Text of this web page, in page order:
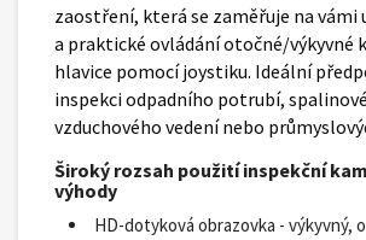
zaostření, která se zaměřuje na vámi
a praktické ovládání otočné/výkyvné
hlavice pomocí joystiku. Ideální
inspekci odpadního potrubí,
vzduchového vedení nebo
Široký rozsah použití inspekční
výhody
HD-dotyková obrazovka - výkyvný,